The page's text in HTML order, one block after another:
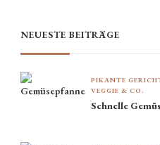
NEUESTE BEITRÄGE
PIKANTE
VEGGIE & CO.
Schnelle